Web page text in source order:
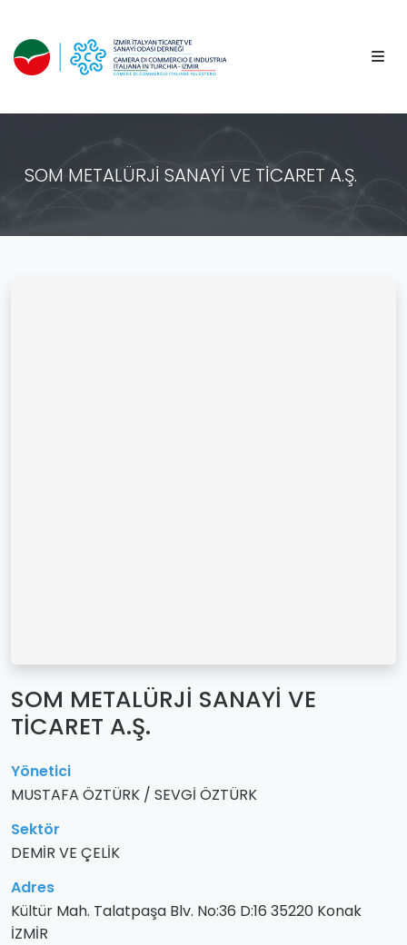
SOM METALÜRJİ SANAYİ VE TİCARET A.Ş.
SOM METALÜRJİ SANAYİ VE
TİCARET A.Ş.
Yönetici
MUSTAFA ÖZTÜRK / SEVGİ ÖZTÜRK
Sektör
DEMİR VE ÇELİK
Adres
Kültür Mah. Talatpaşa Blv. No:36 D:16 35220 Konak
İZMİR